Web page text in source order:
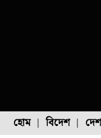
হোম বিদেশ দেশ